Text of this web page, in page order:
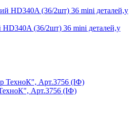
HD340A (36/2шт) 36 mini деталей,у
Арт.3756 (ІФ)